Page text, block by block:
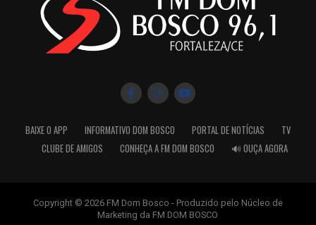
BAIXE O APP INFORMATIVO DOM BOSCO PORTAL DE NOTÍCIAS
TV
CLUBE DE AMIGOS
CONHEÇA A FM DOM BOSCO 🔊 OUÇA AGORA
Copyright © 2026 FM Dom Bosco - Produzido pelo Núcleo de
Marketing da FM DOM BOSCO